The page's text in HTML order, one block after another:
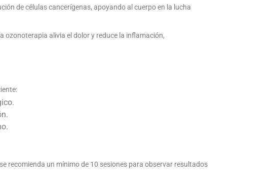
de células cancerígenas, apoyando al cuerpo en la lucha
ozonoterapia alivia el dolor y reduce la inflamación,
recomienda un mínimo de 10 sesiones para observar resultados